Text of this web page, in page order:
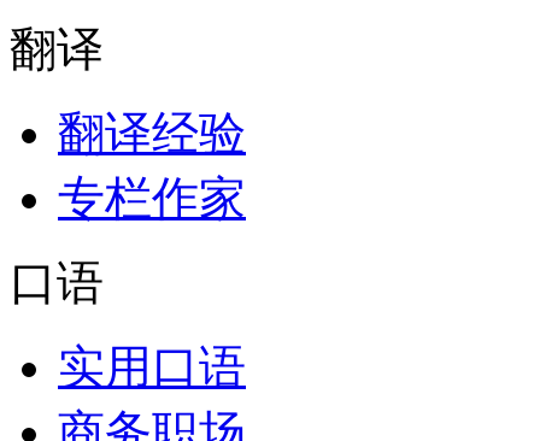
翻译
翻译经验
专栏作家
口语
实用口语